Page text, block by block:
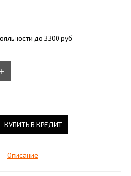
до 3300 руб
КУПИТЬ В КРЕДИТ
Описание